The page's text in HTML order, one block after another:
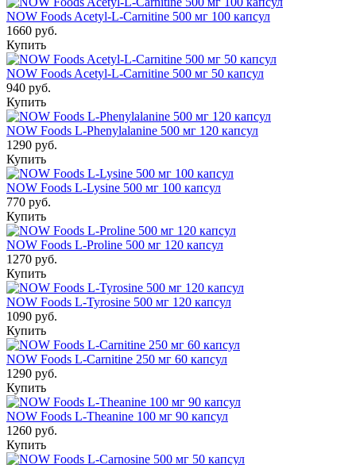
NOW Foods Acetyl-L-Carnitine 500 мг 100 капсул
1660 руб.
Купить
NOW Foods Acetyl-L-Carnitine 500 мг 50 капсул
940 руб.
Купить
NOW Foods L-Phenylalanine 500 мг 120 капсул
1290 руб.
Купить
NOW Foods L-Lysine 500 мг 100 капсул
770 руб.
Купить
NOW Foods L-Proline 500 мг 120 капсул
1270 руб.
Купить
NOW Foods L-Tyrosine 500 мг 120 капсул
1090 руб.
Купить
NOW Foods L-Carnitine 250 мг 60 капсул
1290 руб.
Купить
NOW Foods L-Theanine 100 мг 90 капсул
1260 руб.
Купить